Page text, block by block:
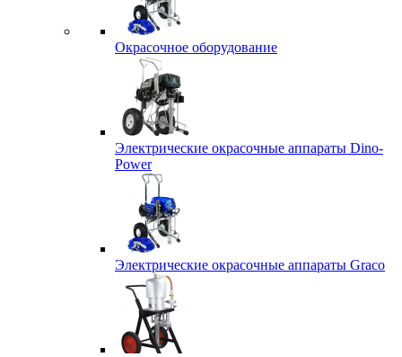
Окрасочное оборудование
Электрические окрасочные аппараты Dino-
Power
Электрические окрасочные аппараты Graco